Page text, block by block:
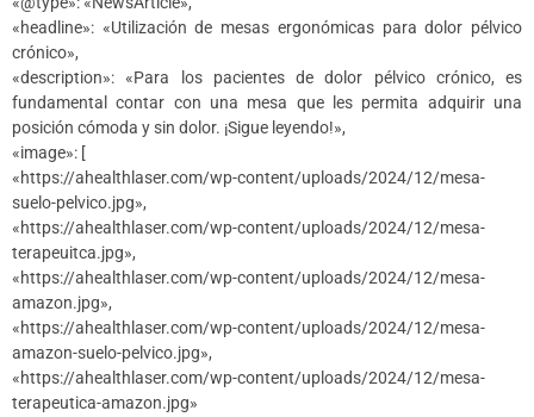
«headline»: «Utilización de mesas ergonómicas para dolor pélvico
crónico»,
«description»: «Para los pacientes de dolor pélvico crónico, es
fundamental contar con una mesa que les permita adquirir una
posición cómoda y sin dolor. ¡Sigue leyendo!»,
«image»: [
«https://ahealthlaser.com/wp-content/uploads/2024/12/mesa-
suelo-pelvico.jpg»,
«https://ahealthlaser.com/wp-content/uploads/2024/12/mesa-
terapeuitca.jpg»,
«https://ahealthlaser.com/wp-content/uploads/2024/12/mesa-
amazon.jpg»,
«https://ahealthlaser.com/wp-content/uploads/2024/12/mesa-
amazon-suelo-pelvico.jpg»,
«https://ahealthlaser.com/wp-content/uploads/2024/12/mesa-
terapeutica-amazon.jpg»